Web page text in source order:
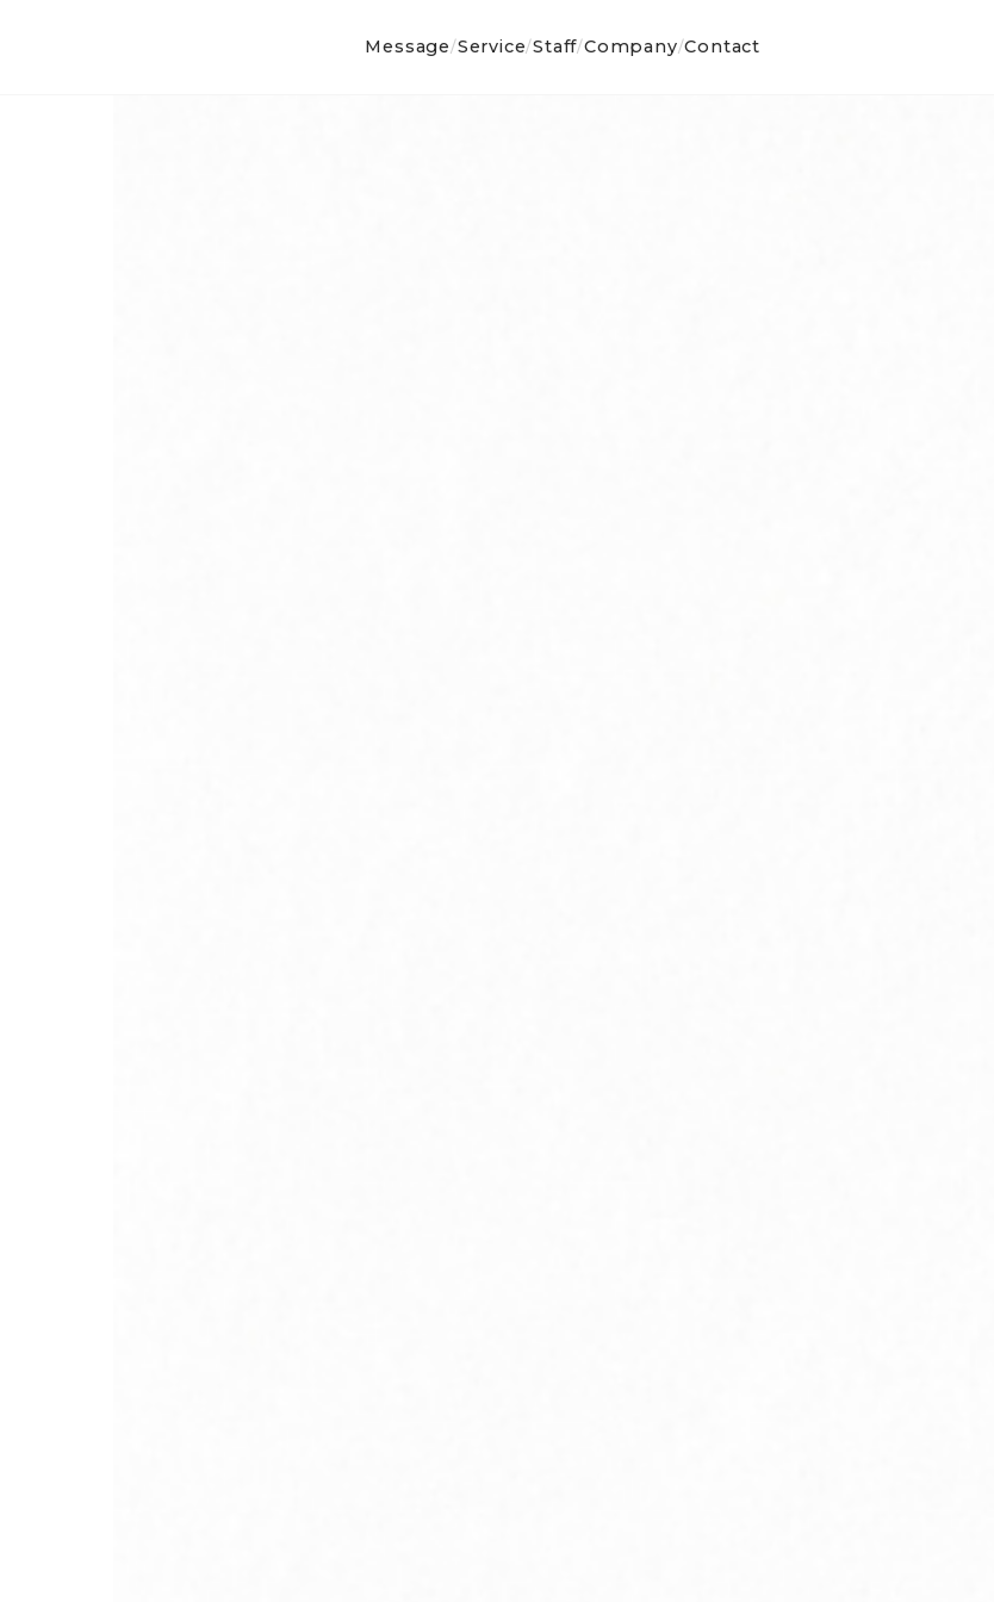
Message/Service/Staff/Company/Contact